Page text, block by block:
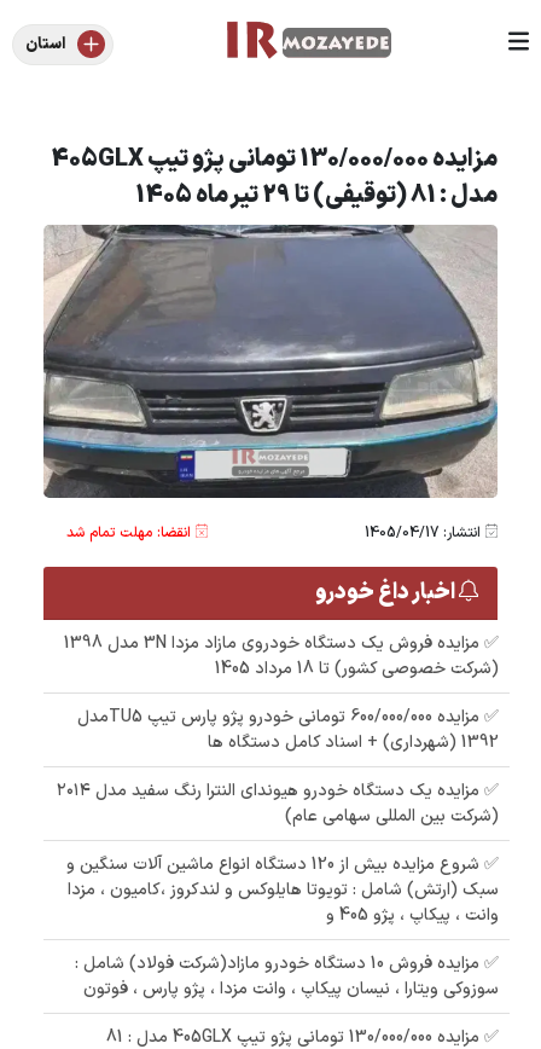
استان
مزایده 130/000/000 تومانی پژو تیپ 405GLX
مدل : 81 (توقیفی) تا 29 تیر ماه 1405
انتشار: 1405/04/17 انقضا: مهلت تمام شد
اخبار داغ خودرو
✅ مزایده فروش یک دستگاه خودروی مازاد مزدا 3N مدل 1398
(شرکت خصوصی کشور) تا 18 مرداد 1405
✅ مزایده 600/000/000 تومانی خودرو پژو پارس تیپ TU5مدل
1392 (شهرداری) + اسناد کامل دستگاه ها
✅ مزایده یک دستگاه خودرو هیوندای النترا رنگ سفید مدل ۲۰۱۴
(شرکت بین المللی سهامی عام)
✅ شروع مزایده بیش از 120 دستگاه انواع ماشین آلات سنگین و
سبک (ارتش) شامل : تویوتا هایلوکس و لندکروز ،کامیون ، مزدا
وانت ، پیکاپ ، پژو 405 و
✅ مزایده فروش 10 دستگاه خودرو مازاد(شرکت فولاد) شامل :
سوزوکی ویتارا ، نیسان پیکاپ ، وانت مزدا ، پژو پارس ، فوتون
✅ مزایده 130/000/000 تومانی پژو تیپ 405GLX مدل : 81